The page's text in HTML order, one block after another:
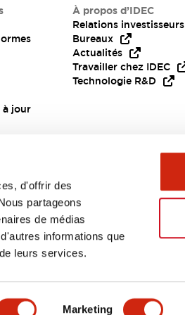
d'offrir des
partageons
de médias
informations que
leurs services.
Marketing
à jour
À propos d’IDEC
Relations investisseurs
Bureaux
Actualités
Travailler chez IDEC
Technologie R&D